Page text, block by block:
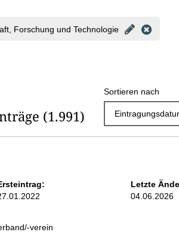
h
g
e
Forschung und Technologie
(1.991)
Sortieren nach
Letzte
04.06.2026
verein